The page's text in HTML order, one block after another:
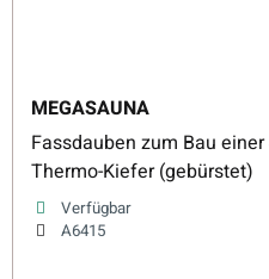
MEGASAUNA
Fassdauben zum Bau
Thermo-Kiefer (gebürstet)
Verfügbar
A6415